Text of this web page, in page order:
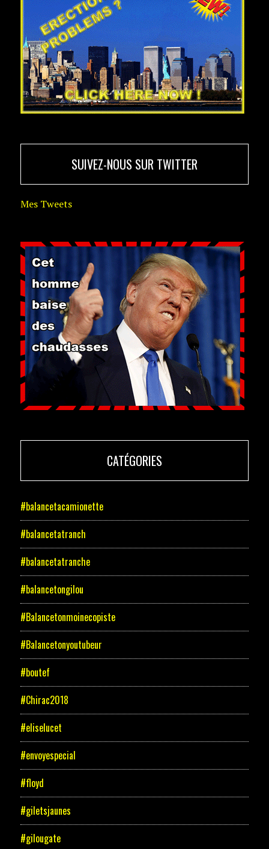
SUIVEZ-NOUS SUR TWITTER
Mes Tweets
CATÉGORIES
#balancetacamionette
#balancetatranch
#balancetatranche
#balancetongilou
#Balancetonmoinecopiste
#Balancetonyoutubeur
#boutef
#Chirac2018
#eliselucet
#envoyespecial
#floyd
#giletsjaunes
#gilougate